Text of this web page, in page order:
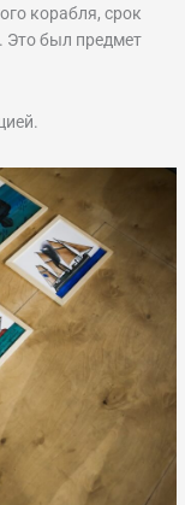
корабля, срок
был предмет